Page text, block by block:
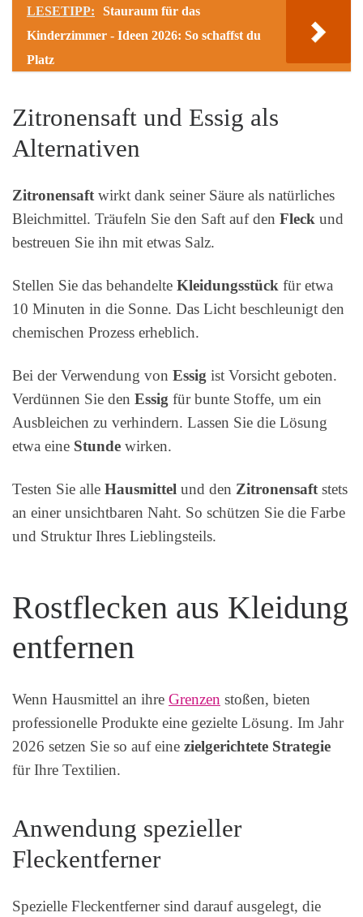
LESETIPP:
Stauraum für das
Kinderzimmer - Ideen 2026: So schaffst du
Platz
Zitronensaft und Essig als
Alternativen
Zitronensaftwirkt dank seiner Säure als natürliches
Bleichmittel. Träufeln Sie den Saft auf den Fleck und
bestreuen Sie ihn mit etwas Salz.
Stellen Sie das behandelte Kleidungsstück für etwa
10 Minuten in die Sonne. Das Licht beschleunigt den
chemischen Prozess erheblich.
Bei der Verwendung von Essig ist Vorsicht geboten.
Verdünnen Sie den Essig für bunte Stoffe, um ein
Ausbleichen zu verhindern. Lassen Sie die Lösung
etwa eine Stunde wirken.
Testen Sie alle Hausmittel und den Zitronensaftstets
an einer unsichtbaren Naht. So schützen Sie die Farbe
und Struktur Ihres Lieblingsteils.
Rostflecken aus Kleidung
entfernen
Wenn Hausmittel an ihre Grenzen stoßen, bieten
professionelle Produkte eine gezielte Lösung. Im Jahr
2026 setzen Sie so auf eine zielgerichtete Strategie
für Ihre Textilien.
Anwendung spezieller
Fleckentferner
Spezielle Fleckentferner sind darauf ausgelegt, die